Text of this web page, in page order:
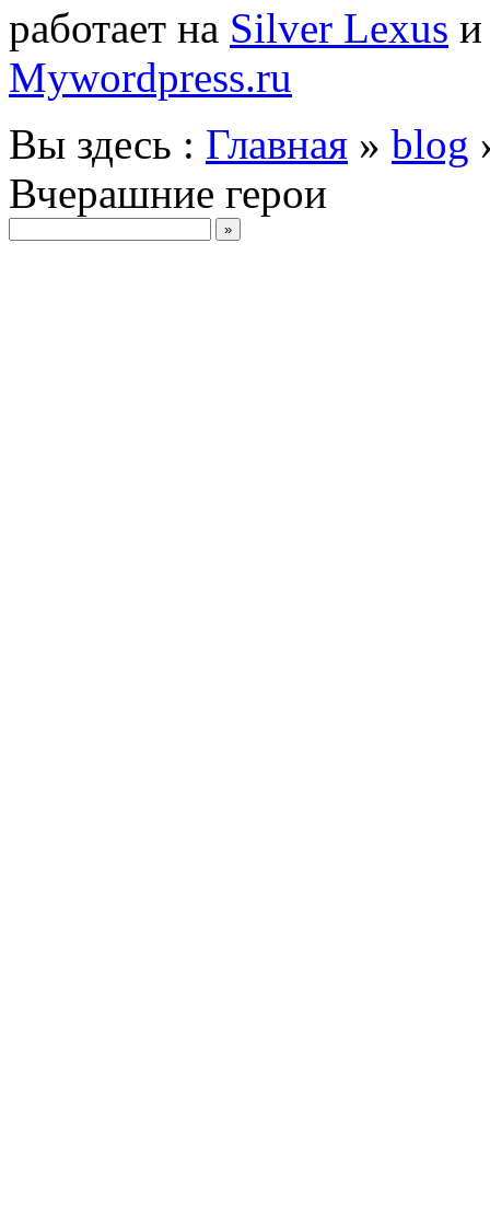
работает на Silver Lexus
Mywordpress.ru
Вы здесь : Главная » blog
Вчерашние герои